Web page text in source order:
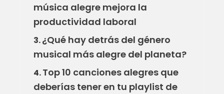
música alegre mejora la
productividad laboral
3.¿Qué hay detrás del género
musical más alegre del planeta?
4.Top 10 canciones alegres que
deberías tener en tu playlist de